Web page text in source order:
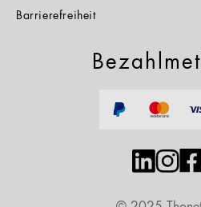
Barrierefreiheit